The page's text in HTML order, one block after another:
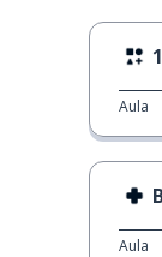
Aula
Aula